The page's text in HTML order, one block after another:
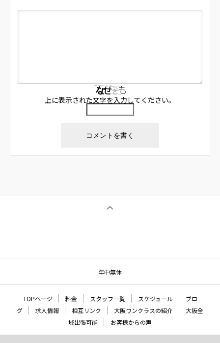
上に表示された文字を入力してください。
年中無休
TOPページ 料金 スタッフ一覧 スケジュール
ブロ
グ
求人情報 相互リンク 大阪ワンクラスの紹介
大阪全
域出張可能
お客様からの声